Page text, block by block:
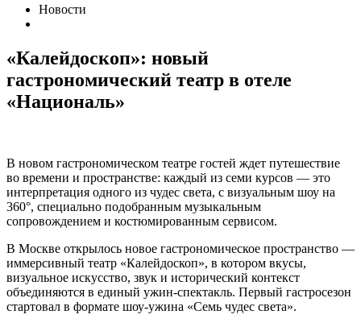
Новости
«Калейдоскоп»: новый
гастрономический театр в отеле
«Националь»
В новом гастрономическом театре гостей ждет путешествие
во времени и пространстве: каждый из семи курсов — это
интерпретация одного из чудес света, с визуальным шоу на
360°, специально подобранным музыкальным
сопровождением и костюмированным сервисом.
В Москве открылось новое гастрономическое пространство —
иммерсивный театр «Калейдоскоп», в котором вкусы,
визуальное искусство, звук и исторический контекст
объединяются в единый ужин-спектакль. Первый гастросезон
стартовал в формате шоу-ужина «Семь чудес света».